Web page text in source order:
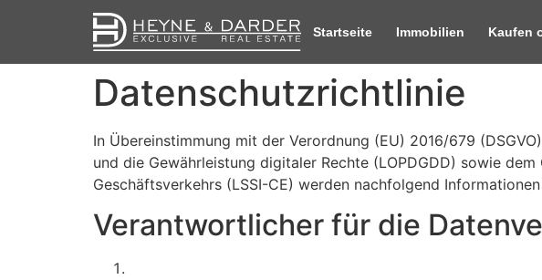
Startseite Immobilien Kaufen
Datenschutzrichtlinie
In Übereinstimmung mit der Verordnung (EU) 2016/679
und die Gewährleistung digitaler Rechte (LOPDGDD) sowie
Geschäftsverkehrs (LSSI-CE) werden nachfolgend
Verantwortlicher für die